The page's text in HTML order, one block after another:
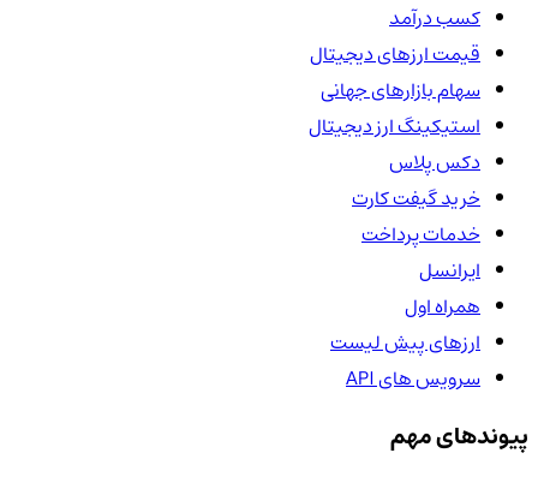
کسب درآمد
قیمت ارزهای دیجیتال
سهام بازارهای جهانی
استیکینگ ارز دیجیتال
دکس پلاس
خرید گیفت کارت
خدمات پرداخت
ایرانسل
همراه اول
ارزهای پیش لیست
سرویس های API
پیوندهای مهم